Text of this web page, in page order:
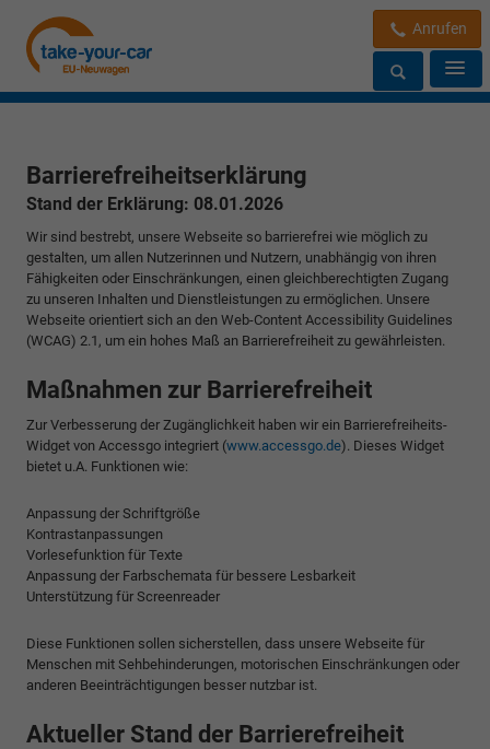
Anrufen
Barrierefreiheitserklärung
Stand der Erklärung: 08.01.2026
Wir sind bestrebt, unsere Webseite so barrierefrei wie möglich zu
gestalten, um allen Nutzerinnen und Nutzern, unabhängig von ihren
Fähigkeiten oder Einschränkungen, einen gleichberechtigten Zugang
zu unseren Inhalten und Dienstleistungen zu ermöglichen. Unsere
Webseite orientiert sich an den Web-Content Accessibility Guidelines
(WCAG) 2.1, um ein hohes Maß an Barrierefreiheit zu gewährleisten.
Maßnahmen zur Barrierefreiheit
Zur Verbesserung der Zugänglichkeit haben wir ein Barrierefreiheits-
Widget von Accessgo integriert (www.accessgo.de). Dieses Widget
bietet u.A. Funktionen wie:
Anpassung der Schriftgröße
Kontrastanpassungen
Vorlesefunktion für Texte
Anpassung der Farbschemata für bessere Lesbarkeit
Unterstützung für Screenreader
Diese Funktionen sollen sicherstellen, dass unsere Webseite für
Menschen mit Sehbehinderungen, motorischen Einschränkungen oder
anderen Beeinträchtigungen besser nutzbar ist.
Aktueller Stand der Barrierefreiheit